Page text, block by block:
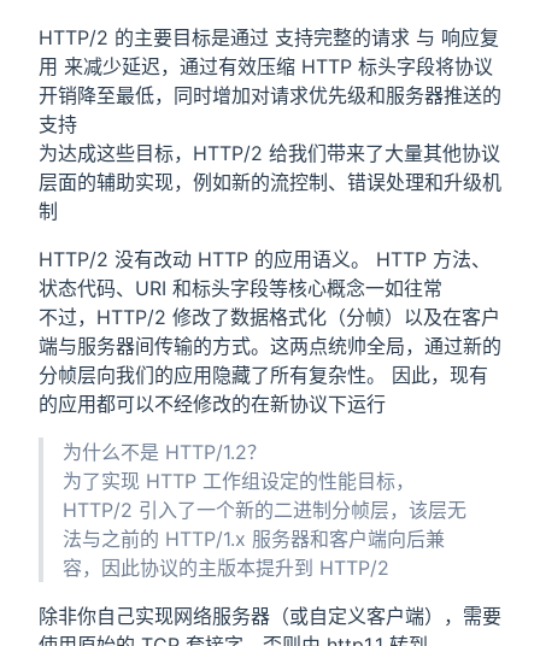
HTTP/2 的主要目标是通过 支持完整的请求 与 响应复
用 来减少延迟，通过有效压缩 HTTP 标头字段将协议
开销降至最低，同时增加对请求优先级和服务器推送的
支持
为达成这些目标，HTTP/2 给我们带来了大量其他协议
层面的辅助实现，例如新的流控制、错误处理和升级机
制
HTTP/2 没有改动 HTTP 的应用语义。 HTTP 方法、
状态代码、URI 和标头字段等核心概念一如往常
不过，HTTP/2 修改了数据格式化（分帧）以及在客户
端与服务器间传输的方式。这两点统帅全局，通过新的
分帧层向我们的应用隐藏了所有复杂性。 因此，现有
的应用都可以不经修改的在新协议下运行
为什么不是 HTTP/1.2？
为了实现 HTTP 工作组设定的性能目标，
HTTP/2 引入了一个新的二进制分帧层，该层无
法与之前的 HTTP/1.x 服务器和客户端向后兼
容，因此协议的主版本提升到 HTTP/2
除非你自己实现网络服务器（或自定义客户端），需要